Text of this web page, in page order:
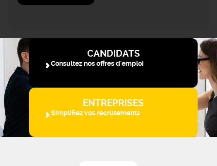
CANDIDATS
Consultez nos offres d'emploi
ENTREPRISES
Simplifiez vos recrutements